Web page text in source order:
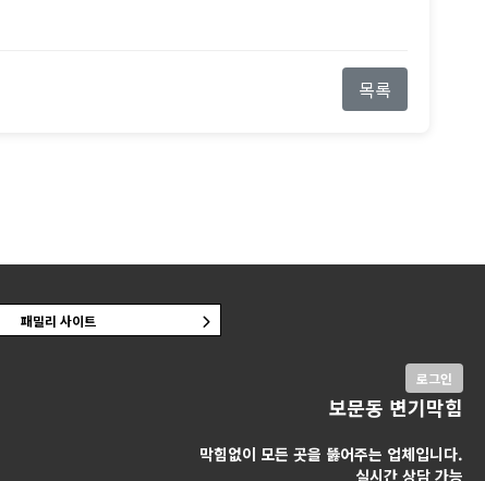
목록
로그인
보문동 변기막힘
막힘없이 모든 곳을 뚫어주는 업체입니다.
실시간 상담 가능
패밀리 사이트